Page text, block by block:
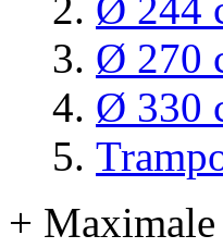
Ø 270
Ø 330
+